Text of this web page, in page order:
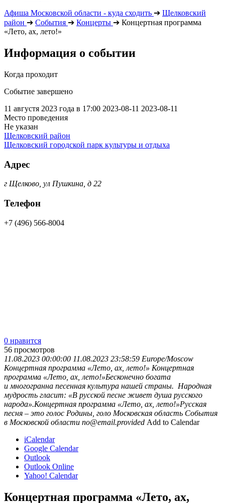
Афиша Московской области - куда сходить ➔ Щелковский
район ➔ События ➔ Концерты ➔ Концертная программа
«Лето, ах, лето!»
Информация о событии
Когда проходит
Событие завершено
11 августя 2023 года в 17:00 2023-08-11 2023-08-11
Место проведения
Не указан
Щелковский район
Щелковский городской парк культуры и отдыха
Адрес
г Щелково, ул Пушкина, д 22
Телефон
+7 (496) 566-8004
0 нравится
56 просмотров
11.08.2023 00:00:00 11.08.2023 23:58:59 Europe/Moscow
Концертная программа «Лето, ах, лето!» Концертная
программа «Лето, ах, лето!»Бесконечно богата
и многогранна песенная культура нашей страны. Народная
мудрость гласит: «В русской песне живет душа русского
народа».Концертная программа «Лето, ах, лето!»Русская
песня – это голос Родины, голо Московская область События
в Московской области no@email.provided Add to Calendar
iCalendar
Google Calendar
Outlook
Outlook Online
Yahoo! Calendar
Концертная программа «Лето, ах,